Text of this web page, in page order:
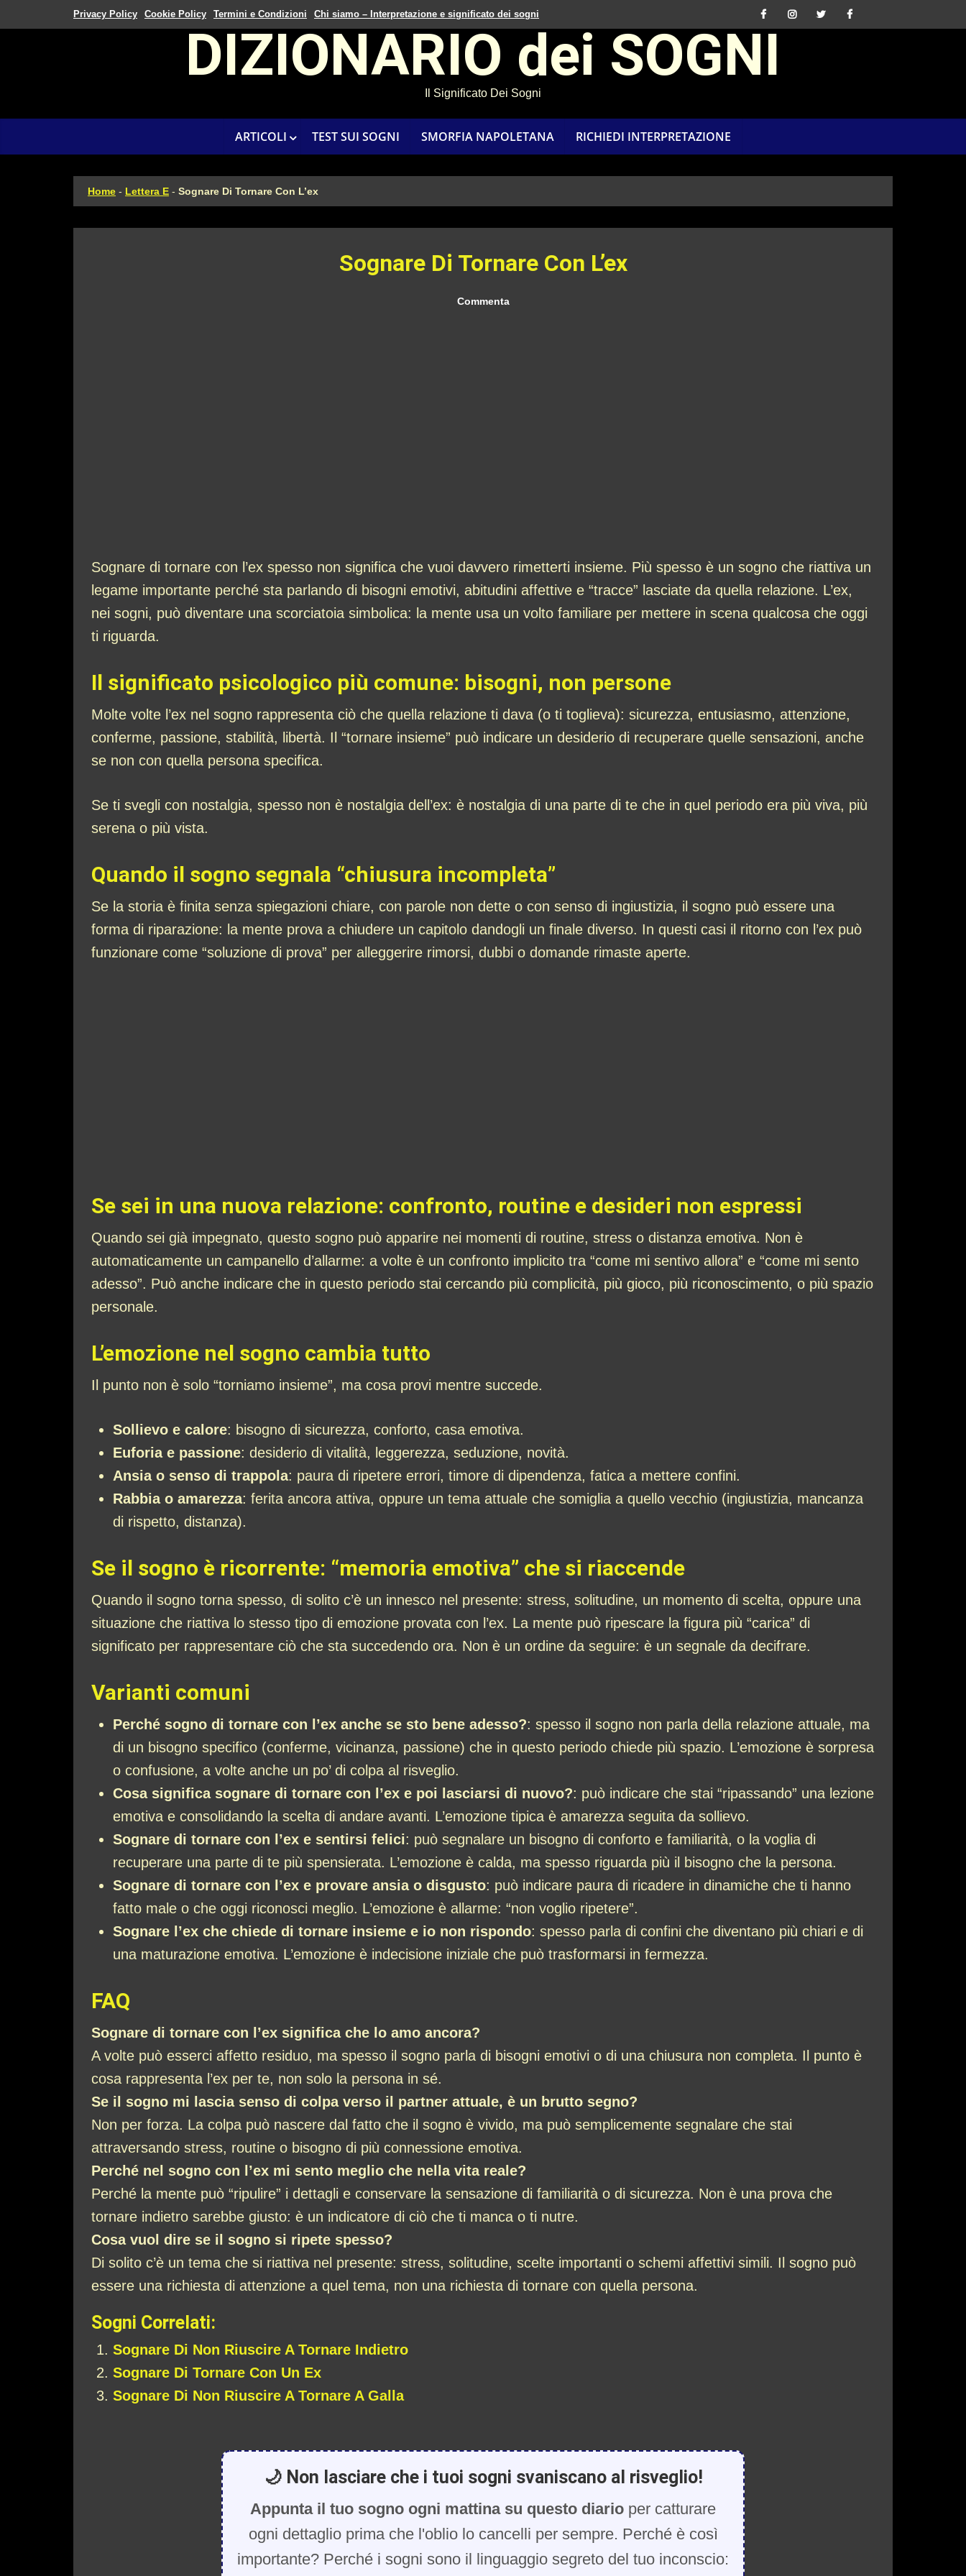
Privacy Policy Cookie Policy Termini e Condizioni Chi siamo – Interpretazione e significato dei sogni
DIZIONARIO dei SOGNI
Il Significato Dei Sogni
ARTICOLI TEST SUI SOGNI SMORFIA NAPOLETANA RICHIEDI INTERPRETAZIONE
Home - Lettera E - Sognare Di Tornare Con L’ex
Sognare Di Tornare Con L’ex
Commenta
Sognare di tornare con l’ex spesso non significa che vuoi davvero rimetterti insieme. Più spesso è un sogno che riattiva un
legame importante perché sta parlando di bisogni emotivi, abitudini affettive e “tracce” lasciate da quella relazione. L’ex,
nei sogni, può diventare una scorciatoia simbolica: la mente usa un volto familiare per mettere in scena qualcosa che oggi
ti riguarda.
Il significato psicologico più comune: bisogni, non persone
Molte volte l’ex nel sogno rappresenta ciò che quella relazione ti dava (o ti toglieva): sicurezza, entusiasmo, attenzione,
conferme, passione, stabilità, libertà. Il “tornare insieme” può indicare un desiderio di recuperare quelle sensazioni, anche
se non con quella persona specifica.
Se ti svegli con nostalgia, spesso non è nostalgia dell’ex: è nostalgia di una parte di te che in quel periodo era più viva, più
serena o più vista.
Quando il sogno segnala “chiusura incompleta”
Se la storia è finita senza spiegazioni chiare, con parole non dette o con senso di ingiustizia, il sogno può essere una
forma di riparazione: la mente prova a chiudere un capitolo dandogli un finale diverso. In questi casi il ritorno con l’ex può
funzionare come “soluzione di prova” per alleggerire rimorsi, dubbi o domande rimaste aperte.
Se sei in una nuova relazione: confronto, routine e desideri non espressi
Quando sei già impegnato, questo sogno può apparire nei momenti di routine, stress o distanza emotiva. Non è
automaticamente un campanello d’allarme: a volte è un confronto implicito tra “come mi sentivo allora” e “come mi sento
adesso”. Può anche indicare che in questo periodo stai cercando più complicità, più gioco, più riconoscimento, o più spazio
personale.
L’emozione nel sogno cambia tutto
Il punto non è solo “torniamo insieme”, ma cosa provi mentre succede.
Sollievo e calore: bisogno di sicurezza, conforto, casa emotiva.
Euforia e passione: desiderio di vitalità, leggerezza, seduzione, novità.
Ansia o senso di trappola: paura di ripetere errori, timore di dipendenza, fatica a mettere confini.
Rabbia o amarezza: ferita ancora attiva, oppure un tema attuale che somiglia a quello vecchio (ingiustizia, mancanza
di rispetto, distanza).
Se il sogno è ricorrente: “memoria emotiva” che si riaccende
Quando il sogno torna spesso, di solito c’è un innesco nel presente: stress, solitudine, un momento di scelta, oppure una
situazione che riattiva lo stesso tipo di emozione provata con l’ex. La mente può ripescare la figura più “carica” di
significato per rappresentare ciò che sta succedendo ora. Non è un ordine da seguire: è un segnale da decifrare.
Varianti comuni
Perché sogno di tornare con l’ex anche se sto bene adesso?: spesso il sogno non parla della relazione attuale, ma
di un bisogno specifico (conferme, vicinanza, passione) che in questo periodo chiede più spazio. L’emozione è sorpresa
o confusione, a volte anche un po’ di colpa al risveglio.
Cosa significa sognare di tornare con l’ex e poi lasciarsi di nuovo?: può indicare che stai “ripassando” una lezione
emotiva e consolidando la scelta di andare avanti. L’emozione tipica è amarezza seguita da sollievo.
Sognare di tornare con l’ex e sentirsi felici: può segnalare un bisogno di conforto e familiarità, o la voglia di
recuperare una parte di te più spensierata. L’emozione è calda, ma spesso riguarda più il bisogno che la persona.
Sognare di tornare con l’ex e provare ansia o disgusto: può indicare paura di ricadere in dinamiche che ti hanno
fatto male o che oggi riconosci meglio. L’emozione è allarme: “non voglio ripetere”.
Sognare l’ex che chiede di tornare insieme e io non rispondo: spesso parla di confini che diventano più chiari e di
una maturazione emotiva. L’emozione è indecisione iniziale che può trasformarsi in fermezza.
FAQ
Sognare di tornare con l’ex significa che lo amo ancora?
A volte può esserci affetto residuo, ma spesso il sogno parla di bisogni emotivi o di una chiusura non completa. Il punto è
cosa rappresenta l’ex per te, non solo la persona in sé.
Se il sogno mi lascia senso di colpa verso il partner attuale, è un brutto segno?
Non per forza. La colpa può nascere dal fatto che il sogno è vivido, ma può semplicemente segnalare che stai
attraversando stress, routine o bisogno di più connessione emotiva.
Perché nel sogno con l’ex mi sento meglio che nella vita reale?
Perché la mente può “ripulire” i dettagli e conservare la sensazione di familiarità o di sicurezza. Non è una prova che
tornare indietro sarebbe giusto: è un indicatore di ciò che ti manca o ti nutre.
Cosa vuol dire se il sogno si ripete spesso?
Di solito c’è un tema che si riattiva nel presente: stress, solitudine, scelte importanti o schemi affettivi simili. Il sogno può
essere una richiesta di attenzione a quel tema, non una richiesta di tornare con quella persona.
Sogni Correlati:
Sognare Di Non Riuscire A Tornare Indietro
Sognare Di Tornare Con Un Ex
Sognare Di Non Riuscire A Tornare A Galla
🌙 Non lasciare che i tuoi sogni svaniscano al risveglio!
Appunta il tuo sogno ogni mattina su questo diario per catturare
ogni dettaglio prima che l'oblio lo cancelli per sempre. Perché è così
importante? Perché i sogni sono il linguaggio segreto del tuo inconscio: